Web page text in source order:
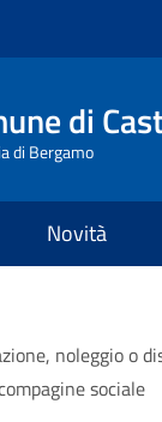
di
di Bergamo
Novità
pane
noleggio o
sociale